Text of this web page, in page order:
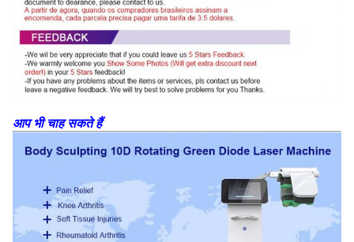
आप भी चाह सकते हैं